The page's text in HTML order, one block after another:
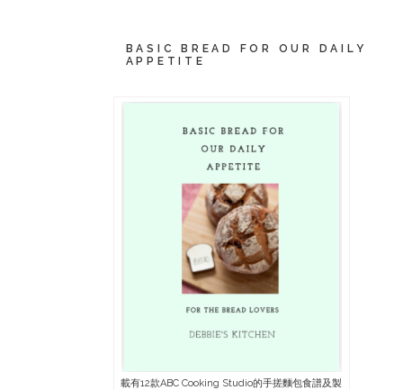
BASIC BREAD FOR OUR DAILY
APPETITE
載有12款ABC Cooking Studio的手搓麵包食譜及製